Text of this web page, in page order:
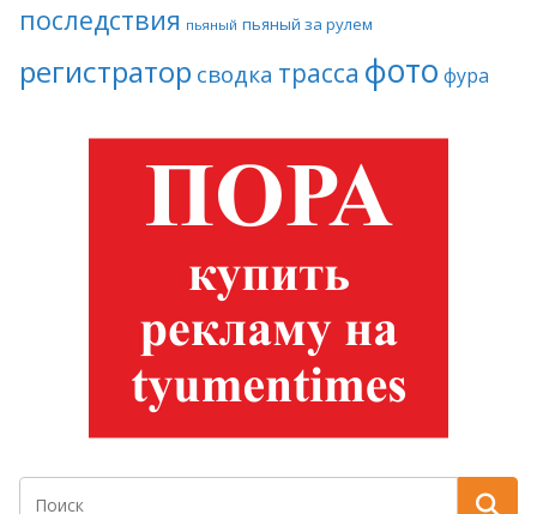
последствия пьяный пьяный за рулем
регистратор сводка трасса фото фура